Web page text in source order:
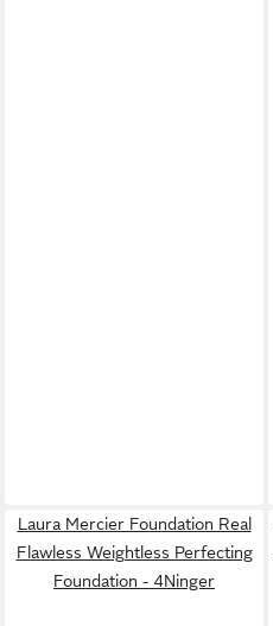
Laura Mercier Foundation Real
Flawless Weightless Perfecting
Foundation - 4Ninger